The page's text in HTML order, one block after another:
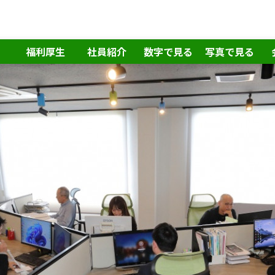
福利厚生 社員紹介 数字で見る 写真で見る